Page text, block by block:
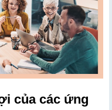
của các ứng